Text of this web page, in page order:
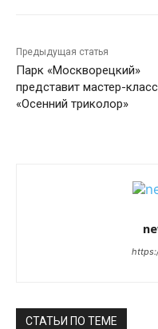
Предыдущая статья
Парк «Москворецкий»
представит мастер-класс
«Осенний триколор»
СТАТЬИ ПО ТЕМЕ